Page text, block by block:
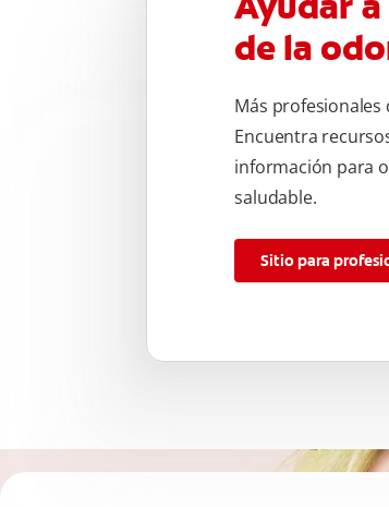
de la
Más profesionales
Encuentra
información para
saludable.
Sitio para